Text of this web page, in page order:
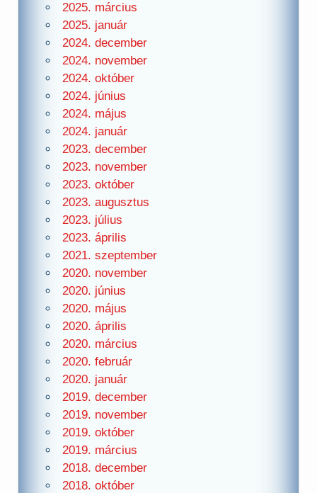
2025. március
2025. január
2024. december
2024. november
2024. október
2024. június
2024. május
2024. január
2023. december
2023. november
2023. október
2023. augusztus
2023. július
2023. április
2021. szeptember
2020. november
2020. június
2020. május
2020. április
2020. március
2020. február
2020. január
2019. december
2019. november
2019. október
2019. március
2018. december
2018. október